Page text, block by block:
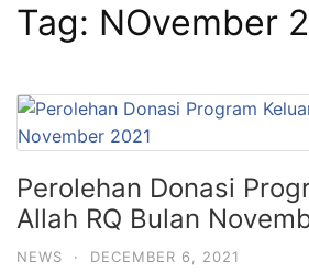
Tag: NOvember
Perolehan Donasi
Allah RQ Bulan
NEWS · DECEMBER 6, 2021